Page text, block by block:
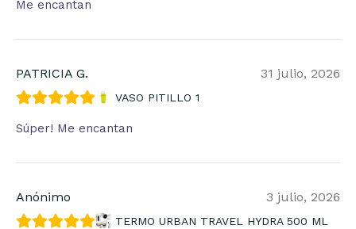
Me encantan
PATRICIA G. 31 julio, 2026
VASO PITILLO 1
Súper! Me encantan
Anónimo 3 julio, 2026
TERMO URBAN TRAVEL HYDRA 500 ML